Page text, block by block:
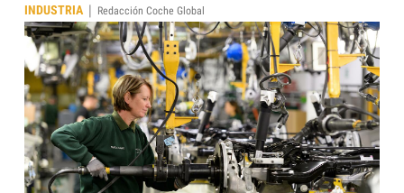
INDUSTRIA | Redacción Coche Global